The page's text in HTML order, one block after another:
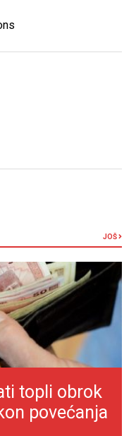
JOŠ
topli obrok
povećanja